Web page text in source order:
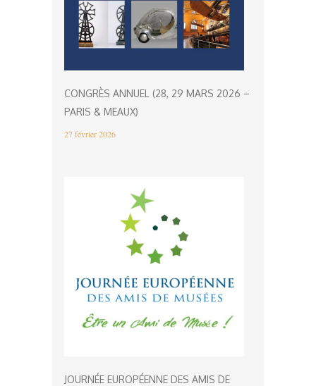
CONGRÈS ANNUEL (28, 29 MARS 2026 –
PARIS & MEAUX)
27 février 2026
JOURNÉE EUROPÉENNE DES AMIS DE